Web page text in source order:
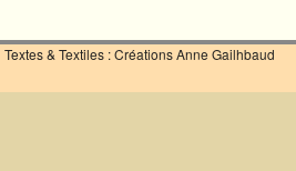
Textes & Textiles : Créations Anne Gailhbaud